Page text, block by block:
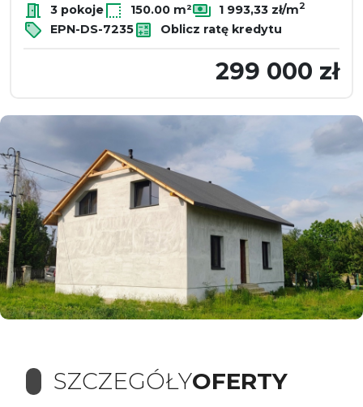
3 pokoje 150.00 m² 1 993,33 zł/m2
EPN-DS-7235 Oblicz ratę kredytu
299 000 zł
SZCZEGÓŁYOFERTY